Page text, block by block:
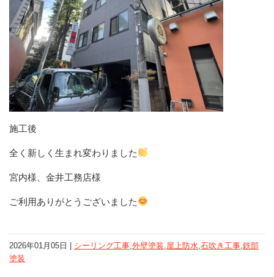
施工後
全く新しく生まれ変わりました
宮内様、金井工務店様
ご利用ありがとうございました
2026年01月05日 | シーリング工事 外壁塗装 屋上防水 石吹き工事 鉄部
塗装